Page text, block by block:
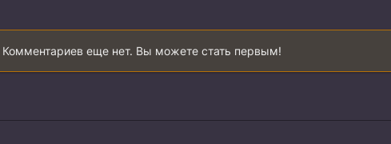
Комментариев еще нет. Вы можете стать первым!